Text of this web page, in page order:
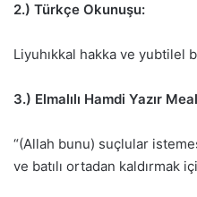
2.) Türkçe Okunuşu:
Liyuhıkkal hakka ve yubtilel
3.) Elmalılı Hamdi Yazır
“(Allah bunu) suçlular
ve batılı ortadan kaldırmak